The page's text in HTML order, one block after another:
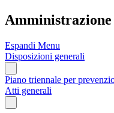
Espandi Menu
Disposizioni generali
Piano triennale per
Atti generali